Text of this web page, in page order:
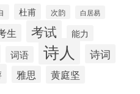
杜甫 次韵 白居易
生 考试 能力
词语 诗人 诗词
雅思 黄庭坚